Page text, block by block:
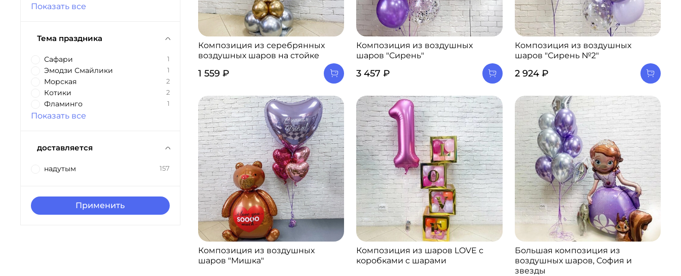
Композиция из серебрянных
воздушных шаров на стойке
1 559 ₽
Композиция из воздушных
шаров "Сирень"
3 457 ₽
Композиция из воздушных
шаров "Сирень №2"
2 924 ₽
Композиция из воздушных
шаров "Мишка"
Композиция из шаров LOVE с
коробками с шарами
Большая композиция из
воздушных шаров, София и
звезды
Показать все
Тема праздника
Сафари 1
Эмодзи Смайлики 1
Морская 2
Котики 2
Фламинго 1
Показать все
доставляется
надутым 157
Применить